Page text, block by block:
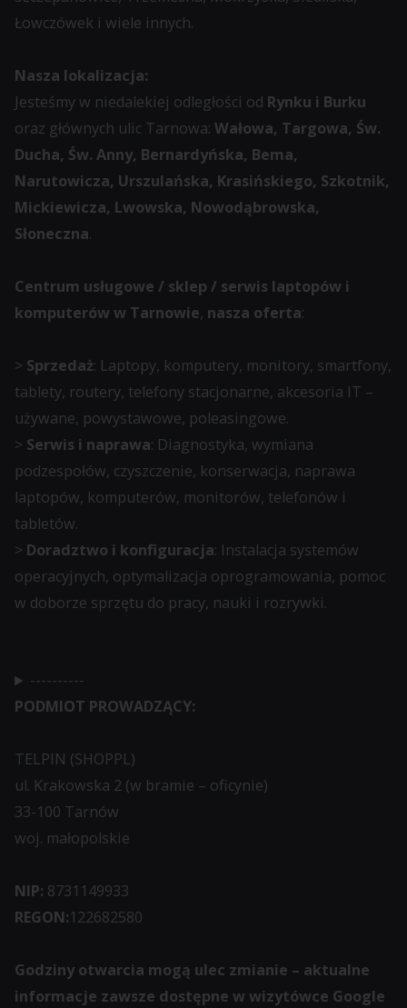
Łowczówek i wiele innych.
Nasza lokalizacja:
Jesteśmy w niedalekiej odległości od Rynku i Burku
oraz głównych ulic Tarnowa:Wałowa, Targowa, Św.
Ducha, Św. Anny, Bernardyńska, Bema,
Narutowicza, Urszulańska, Krasińskiego, Szkotnik,
Mickiewicza, Lwowska, Nowodąbrowska,
Słoneczna.
Centrum usługowe / sklep / serwis laptopów i
komputerów w Tarnowie, nasza oferta:
> Sprzedaż: Laptopy, komputery, monitory, smartfony,
tablety, routery, telefony stacjonarne, akcesoria IT –
używane, powystawowe, poleasingowe.
> Serwis i naprawa: Diagnostyka, wymiana
podzespołów, czyszczenie, konserwacja, naprawa
laptopów, komputerów, monitorów, telefonów i
tabletów.
> Doradztwo i konfiguracja: Instalacja systemów
operacyjnych, optymalizacja oprogramowania, pomoc
w doborze sprzętu do pracy, nauki i rozrywki.
----------
PODMIOT PROWADZĄCY:
TELPIN (SHOPPL)
ul. Krakowska 2 (w bramie – oficynie)
33-100 Tarnów
woj. małopolskie
NIP: 8731149933
REGON:122682580
Godziny otwarcia mogą ulec zmianie – aktualne
informacje zawsze dostępne w wizytówce Google
zazwyczaj
pośrednictwem
ustawień
prywatności
witryny,
które
umożliwiają
zarządzanie
usuwanie
przechowywanych
dowolnym
momencie.
Aby
uzyskać
więcej
szczegółów
temat
witryna
internetowa
ciasteczek
jak
zbiera
zapoznaj
się
polityką
prywatności